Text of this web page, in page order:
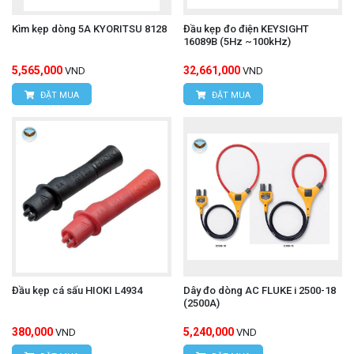
bạn.
Thông tin liên hệ:
CÔNG TY TNHH THIẾT BỊ VÀ CÔNG NGHỆ
HÙNG NGUYÊN
HÙNG NGUYÊN TECH - HÀ NỘI
Q. Bắc Từ Liêm, TP. Hà Nội.
VPDG:
Số 20D, ngõ 16/28 Đỗ Xuân Hợp, P. Mỹ
Kìm kẹp dòng 5A KYORITSU 8128
5,565,000 VND
ĐẶT MUA
Đầu kẹp đo điện KEYSIGHT
16089B (5Hz ~100kHz)
32,661,000 VND
ĐẶT MUA
Đầu kẹp cá sấu HIOKI L4934
380,000 VND
Dây đo dòng AC FLUKE i 2500-18
(2500A)
5,240,000 VND